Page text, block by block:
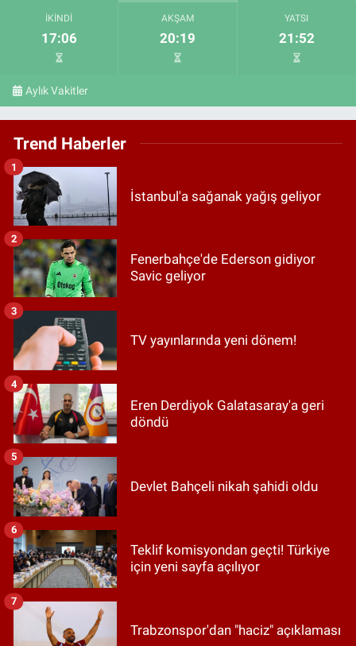
İKINDI
17:06
AKŞAM
20:19
YATSI
21:52
Aylık Vakitler
Trend Haberler
İstanbul'a sağanak yağış geliyor
1
Fenerbahçe'de Ederson gidiyor
Savic geliyor
2
TV yayınlarında yeni dönem!
3
Eren Derdiyok Galatasaray'a geri
döndü
4
Devlet Bahçeli nikah şahidi oldu
5
Teklif komisyondan geçti! Türkiye
için yeni sayfa açılıyor
6
Trabzonspor'dan "haciz" açıklaması
7